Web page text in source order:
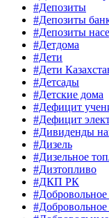
#Депозиты
#Депозиты
#Депозиты
#Детдома
#Дети
#Дети
#Детсады
#Детские дома
#Дефицит
#Дефицит
#Дивиденды
#Дизель
#Дизельное
#Дизтопливо
#ДКП РК
#Добровольное
#Добровольное